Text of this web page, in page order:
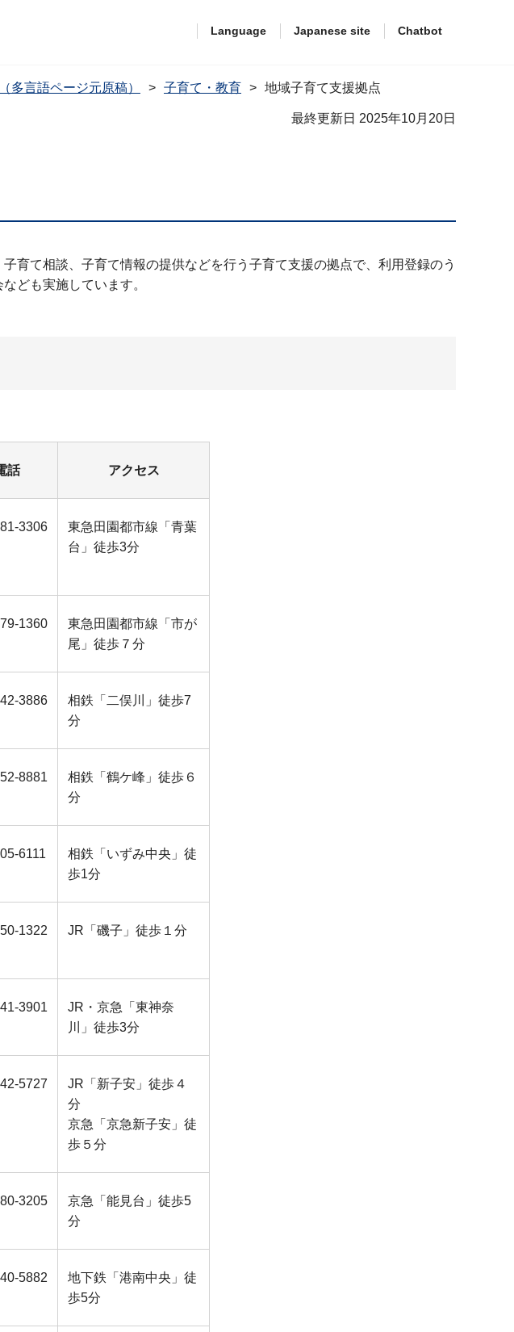
Language Japanese site Chatbot
多言語ページ元原稿） 子育て・教育 地域子育て支援拠点
最終更新日 2025年10月20日
育て相談、子育て情報の提供などを行う子育て支援の拠点で、利用登録のう
ども実施しています。
話 アクセス
3306
東急田園都市線「青葉
台」徒歩3分
1360
東急田園都市線「市が
尾」徒歩７分
3886
相鉄「二俣川」徒歩7
分
8881
相鉄「鶴ケ峰」徒歩６
分
6111
相鉄「いずみ中央」徒
歩1分
1322 JR「磯子」徒歩１分
3901
JR・京急「東神奈
川」徒歩3分
5727
JR「新子安」徒歩４
分
京急「京急新子安」徒
歩５分
3205
京急「能見台」徒歩5
分
5882
地下鉄「港南中央」徒
歩5分